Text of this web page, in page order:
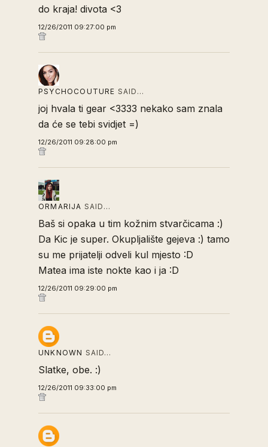
do kraja! divota <3
12/26/2011 09:27:00 pm
PSYCHOCOUTURE SAID…
joj hvala ti gear <3333 nekako sam znala
da će se tebi svidjet =)
12/26/2011 09:28:00 pm
ORMARIJA SAID…
Baš si opaka u tim kožnim stvarčicama :)
Da Kic je super. Okupljalište gejeva :) tamo
su me prijatelji odveli kul mjesto :D
Matea ima iste nokte kao i ja :D
12/26/2011 09:29:00 pm
UNKNOWN SAID…
Slatke, obe. :)
12/26/2011 09:33:00 pm